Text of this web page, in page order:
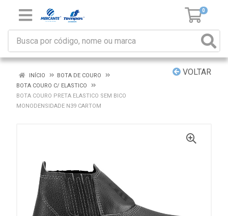
0
VOLTAR
INÍCIO
BOTA DE COURO
BOTA COURO C/ ELASTICO
BOTA COURO PRETA ELASTICO SEM BICO
MONODENSIDADE N39 CARTOM